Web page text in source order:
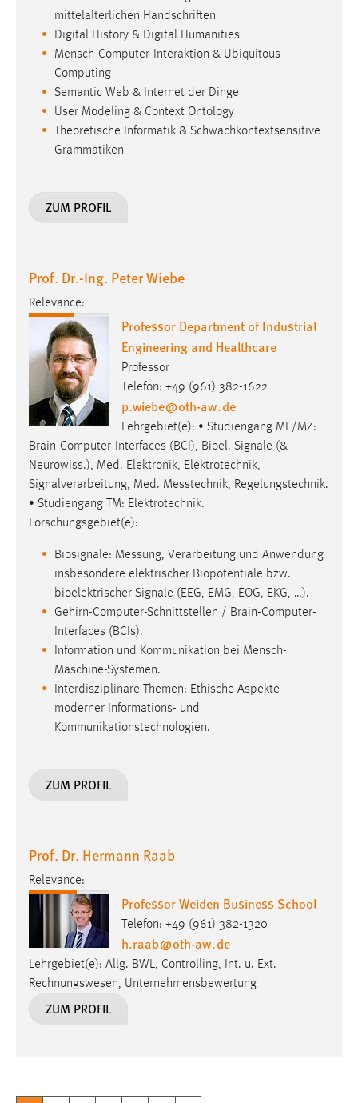
mittelalterlichen Handschriften
Digital History & Digital Humanities
Mensch-Computer-Interaktion & Ubiquitous
Computing
Semantic Web & Internet der Dinge
User Modeling & Context Ontology
Theoretische Informatik & Schwachkontextsensitive
Grammatiken
ZUM PROFIL
Prof. Dr.-Ing. Peter Wiebe
Relevance:
Professor Department of Industrial
Engineering and Healthcare
Professor
Telefon: +49 (961) 382-1622
p.wiebe@oth-aw.de
Lehrgebiet(e): • Studiengang ME/MZ:
Brain-Computer-Interfaces (BCI), Bioel. Signale (&
Neurowiss.), Med. Elektronik, Elektrotechnik,
Signalverarbeitung, Med. Messtechnik, Regelungstechnik.
• Studiengang TM: Elektrotechnik.
Forschungsgebiet(e):
Biosignale: Messung, Verarbeitung und Anwendung
insbesondere elektrischer Biopotentiale bzw.
bioelektrischer Signale (EEG, EMG, EOG, EKG, …).
Gehirn-Computer-Schnittstellen / Brain-Computer-
Interfaces (BCIs).
Information und Kommunikation bei Mensch-
Maschine-Systemen.
Interdisziplinäre Themen: Ethische Aspekte
moderner Informations- und
Kommunikationstechnologien.
ZUM PROFIL
Prof. Dr. Hermann Raab
Relevance:
Professor Weiden Business School
Telefon: +49 (961) 382-1320
h.raab@oth-aw.de
Lehrgebiet(e): Allg. BWL, Controlling, Int. u. Ext.
Rechnungswesen, Unternehmensbewertung
ZUM PROFIL